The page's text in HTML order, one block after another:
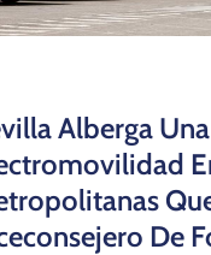
Alberga
De